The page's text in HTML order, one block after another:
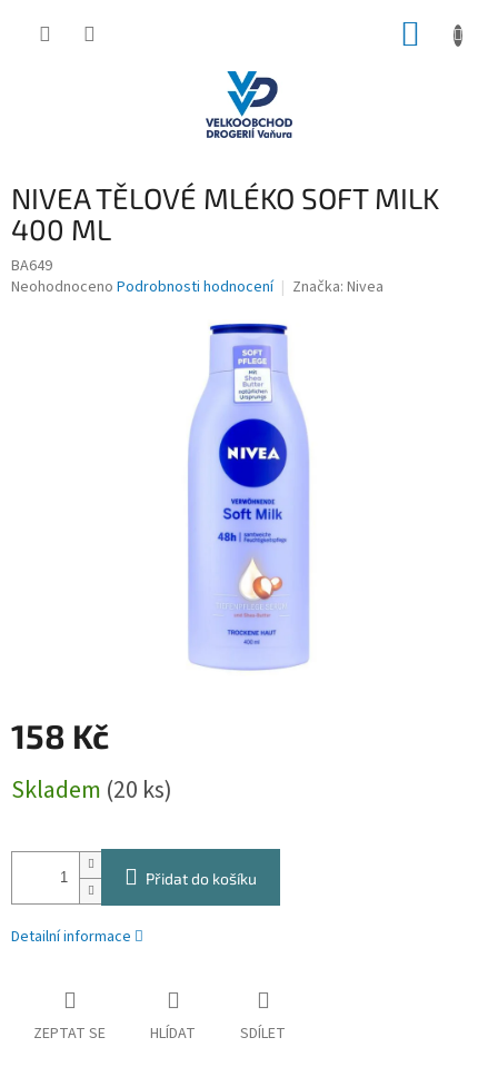
NIVEA TĚLOVÉ MLÉKO SOFT MILK
400 ML
BA649
Průměrné
Neohodnoceno Podrobnosti hodnocení Značka: Nivea
158 Kč
cena:
Skladem (20 ks)
Přidat do košíku
Detailní informace
ZEPTAT SE HLÍDAT SDÍLET